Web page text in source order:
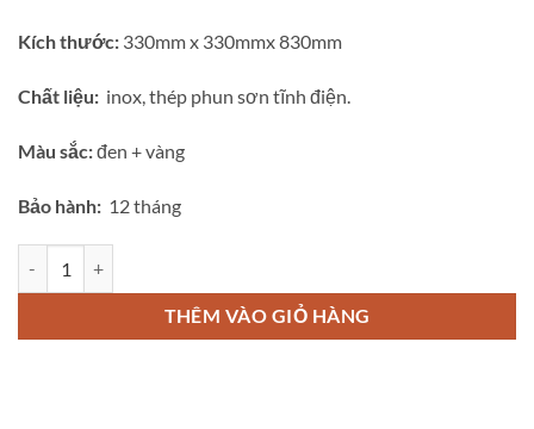
Kích thước: 330mm x 330mmx 830mm
Chất liệu: inox, thép phun sơn tĩnh điện.
Màu sắc:đen + vàng
Bảo hành: 12 tháng
THÊM VÀO GIỎ HÀNG